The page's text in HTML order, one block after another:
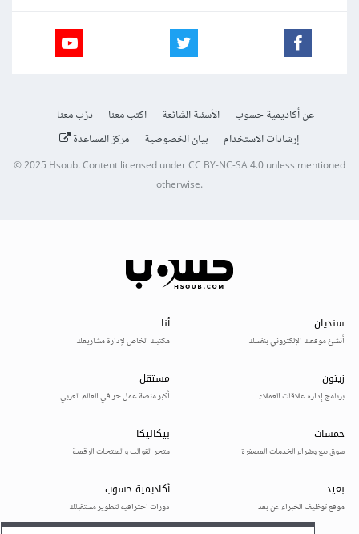
عن أكاديمية حسوب الأسئلة الشائعة اكتب معنا
درّب معنا
إرشادات الاستخدام
بيان الخصوصية مركز المساعدة
© 2025Hsoub.Content licensed underCC BY-NC-SA 4.0unless mentioned
otherwise.